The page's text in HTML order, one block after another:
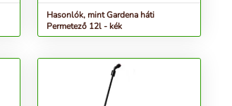
Hasonlók, mint Gardena háti
Permetező 12l - kék